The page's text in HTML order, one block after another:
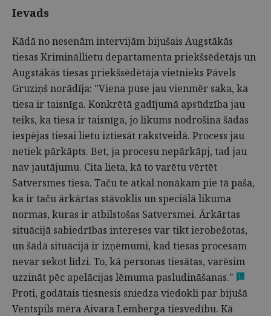
Ievads
Kādā no nesenām intervijām bijušais Augstākās
tiesas Krimināllietu departamenta priekšsēdētājs un
Augstākās tiesas priekšsēdētāja vietnieks Pāvels
Gruziņš norādīja: "Viena puse jau vienmēr saka, ka
tiesa ir taisnīga. Konkrētā gadījumā apsūdzība jau
teiks, ka tiesa ir taisnīga, jo likums nodrošina šādas
iespējas tiesai lietu iztiesāt rakstveidā. Process jau
netiek pārkāpts. Bet, ja procesu nepārkāpj, tad jau
nav jautājumu. Cita lieta, kā to varētu vērtēt
Satversmes tiesa. Taču te atkal nonākam pie tā paša,
ka ir taču ārkārtas stāvoklis un speciālā likuma
normas, kuras ir atbilstošas Satversmei. Ārkārtas
situācijā sabiedrības intereses var tikt ierobežotas,
un šādā situācijā ir izņēmumi, kad tiesas procesam
nevar sekot līdzi. To, kā personas tiesātas, varēsim
uzzināt pēc apelācijas lēmuma pasludināšanas."
1
Proti, godātais tiesnesis sniedza viedokli par bijušā
Ventspils mēra Aivara Lemberga tiesvedību. Kā